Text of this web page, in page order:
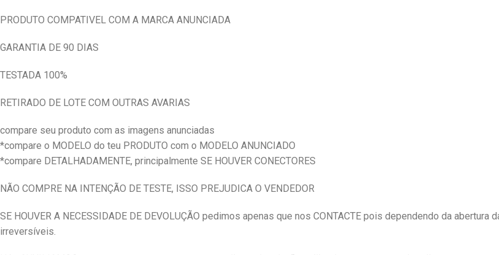
PRODUTO COMPATIVEL COM A MARCA ANUNCIADA
GARANTIA DE 90 DIAS
TESTADA 100%
RETIRADO DE LOTE COM OUTRAS AVARIAS
compare seu produto com as imagens anunciadas
*compare o MODELO do teu PRODUTO com o MODELO ANUNCIADO
*compare DETALHADAMENTE, principalmente SE HOUVER CONECTORES
NÃO COMPRE NA INTENÇÃO DE TESTE, ISSO PREJUDICA O VENDEDOR
SE HOUVER A NECESSIDADE DE DEVOLUÇÃO pedimos apenas que nos CONTACTE pois dependendo da
irreversíveis.